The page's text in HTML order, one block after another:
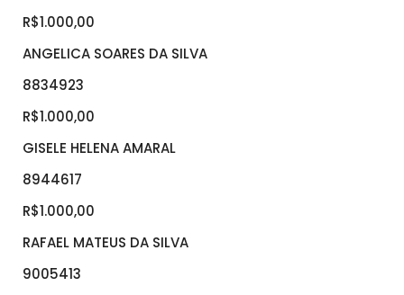
R$1.000,00
ANGELICA SOARES DA SILVA
8834923
R$1.000,00
GISELE HELENA AMARAL
8944617
R$1.000,00
RAFAEL MATEUS DA SILVA
9005413